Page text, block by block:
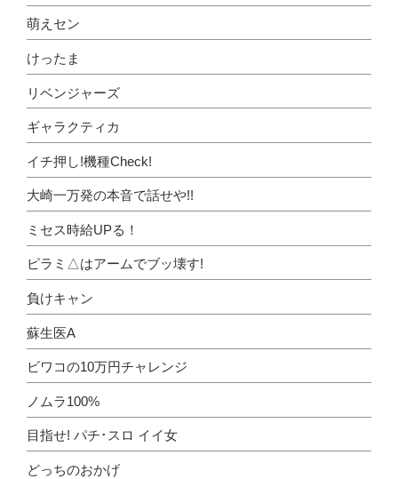
萌えセン
けったま
リベンジャーズ
ギャラクティカ
イチ押し!機種Check!
大崎一万発の本音で話せや!!
ミセス時給UPる！
ピラミ△はアームでブッ壊す!
負けキャン
蘇生医A
ビワコの10万円チャレンジ
ノムラ100%
目指せ! パチ･スロ イイ女
どっちのおかげ